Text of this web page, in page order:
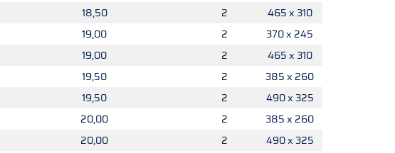
18,50 2
465 x 310
19,00 2
370 x 245
19,00 2
465 x 310
19,50 2
385 x 260
19,50 2
490 x 325
20,00 2
385 x 260
20,00 2
490 x 325